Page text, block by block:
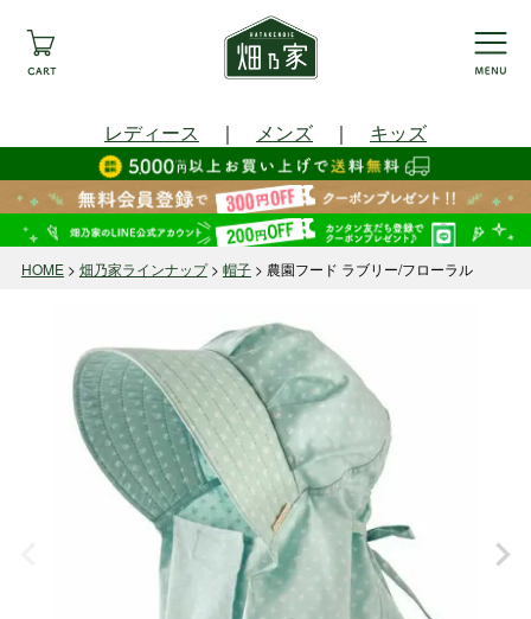
レディース ｜ メンズ ｜ キッズ
HOME 畑乃家ラインナップ 帽子 農園フード ラブリー/フローラル